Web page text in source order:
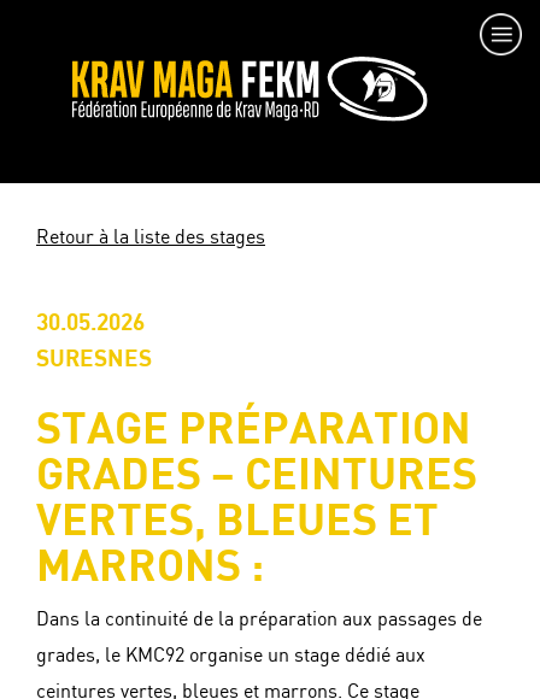
Retour à la liste des stages
30.05.2026
SURESNES
STAGE PRÉPARATION
GRADES – CEINTURES
VERTES, BLEUES ET
MARRONS :
Dans la continuité de la préparation aux passages de
grades, le KMC92 organise un stage dédié aux
ceintures vertes, bleues et marrons. Ce stage